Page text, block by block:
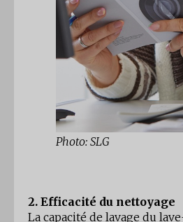
Photo: SLG
2. Efficacité du nettoyage
La capacité de lavage du